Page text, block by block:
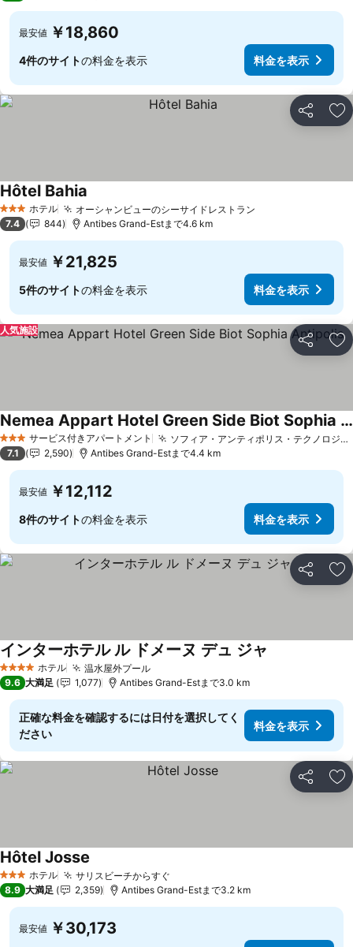
最安値 ￥18,860
4件のサイトの料金を表示 料金を表示
シェア お
3 ホテルのランク
ホテル オーシャンビューのシーサイドレストラン
Hôtel Bahia
7.4 844 Antibes Grand-Estまで4.6 km
最安値 ￥21,825
5件のサイトの料金を表示 料金を表示
シェア お
人気施設
3 ホテルのランク
サービス付きアパートメント ソフィア・アンティポリス・テクノロジーパークへの近さ
Nemea Appart Hotel Green Side Biot Sophia Antipolis
7.1 2,590 Antibes Grand-Estまで4.4 km
最安値 ￥12,112
8件のサイトの料金を表示 料金を表示
シェア お
4 ホテルのランク
ホテル 温水屋外プール
インターホテル ル ドメーヌ デュ ジャ
9.6 大満足 1,077 Antibes Grand-Estまで3.0 km
正確な料金を確認するには日付を選択してく
ださい
料金を表示
シェア お
3 ホテルのランク
ホテル サリスビーチからすぐ
Hôtel Josse
8.9 大満足 2,359 Antibes Grand-Estまで3.2 km
最安値 ￥30,173